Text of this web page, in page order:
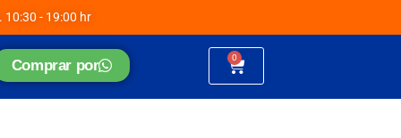
10:30 - 19:00 hr
Comprar por 0
Cart